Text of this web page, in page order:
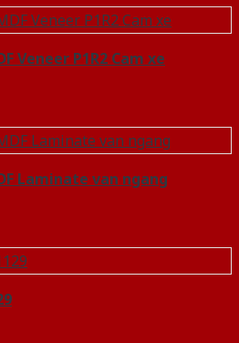
Veneer P1R2 Cam xe
Laminate van ngang